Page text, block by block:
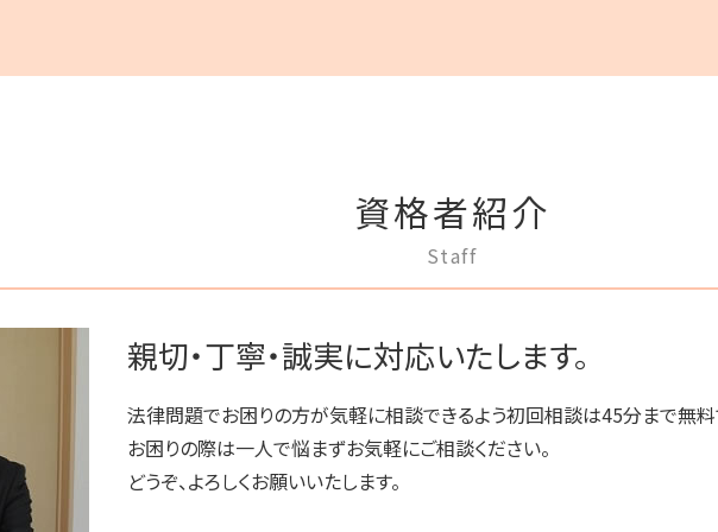
不動産 明け渡し 弁護士
滞納 弁護士
家賃 値上げ 交渉
不動産 明け渡し 期間
不動産 弁護士
家賃 滞納 対応
家族信託 できること
任意後見制度 代理人
成年後見制度 手続き
任意後見制度 法律
成年後見 デメリット
成年後見人 手続き 家族
任意後見制度 法人
任意後見制度 メリット
資格者紹介
Staff
親切・丁寧・誠実に対応いたします。
法律問題でお困りの方が気軽に相談できるよう初回相談は45分まで無料
お困りの際は一人で悩まずお気軽にご相談ください。
どうぞ、よろしくお願いいたします。